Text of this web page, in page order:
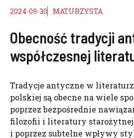
2024-09-30 MATURZYSTA
Obecność tradycji
współczesnej
Tradycje antyczne w
polskiej są obecne na wiele
poprzez bezpośrednie
filozofii i literatury starożytnej
i poprzez subtelne wpływy